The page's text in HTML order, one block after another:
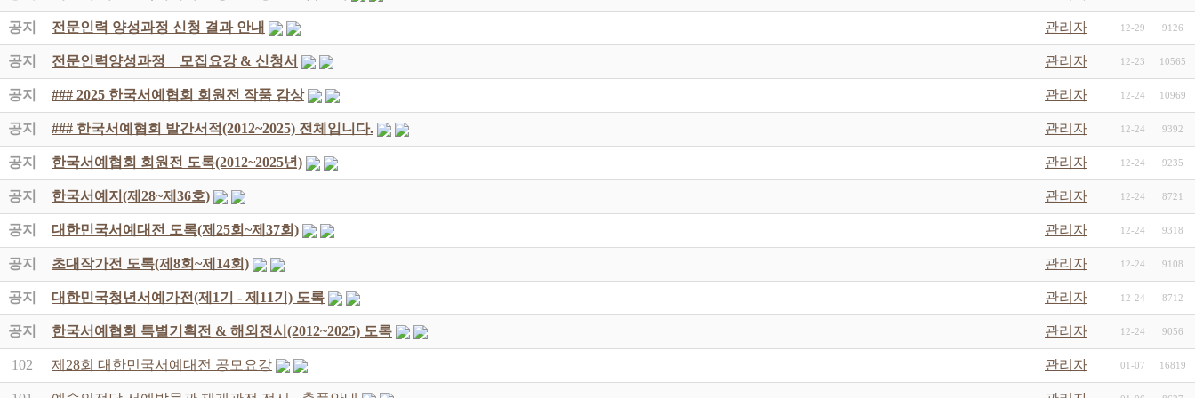
공지 전문인력 양성과정 신청 결과 안내 관리자 12-29 9126
공지 전문인력양성과정 _ 모집요강 & 신청서 관리자 12-23 10565
공지 ### 2025 한국서예협회 회원전 작품 감상 관리자 12-24 10969
공지 ### 한국서예협회 발간서적(2012~2025) 전체입니다. 관리자 12-24 9392
공지 한국서예협회 회원전 도록(2012~2025년) 관리자 12-24 9235
공지 한국서예지(제28~제36호) 관리자 12-24 8721
공지 대한민국서예대전 도록(제25회~제37회) 관리자 12-24 9318
공지 초대작가전 도록(제8회~제14회) 관리자 12-24 9108
공지 대한민국청년서예가전(제1기 - 제11기) 도록 관리자 12-24 8712
공지 한국서예협회 특별기획전 & 해외전시(2012~2025) 도록 관리자 12-24 9056
102 제28회 대한민국서예대전 공모요강 관리자 01-07 16819